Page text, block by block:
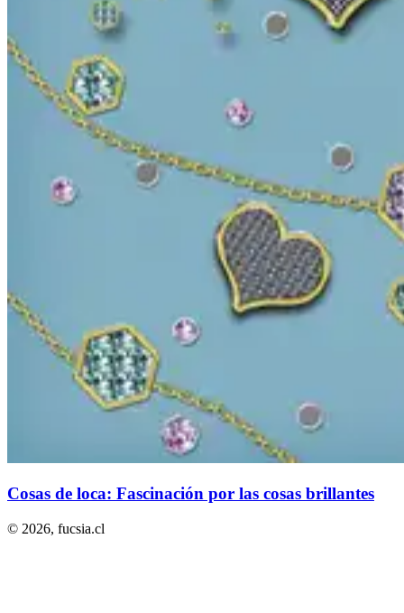
Cosas de loca: Fascinación por las cosas brillantes
© 2026, fucsia.cl